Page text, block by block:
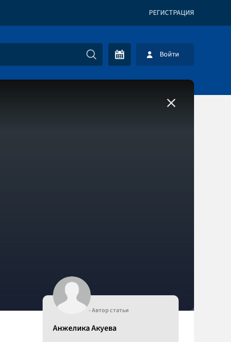
РЕГИСТРАЦИЯ
Войти
- Автор статьи
Анжелика Акуева